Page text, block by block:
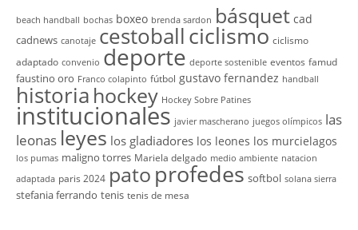
beach handball bochas boxeo brenda sardon básquet cad
cadnews canotaje cestoballciclismo ciclismo
adaptado convenio deporte deporte sostenible eventos famud
faustino oro Franco colapinto fútbol gustavo fernandez handball
historia hockey Hockey Sobre Patines
institucionales javier mascherano juegos olímpicos las
leonas leyes los gladiadores los leones los murcielagos
los pumas maligno torres Mariela delgado medio ambiente natacion
adaptada paris 2024 pato profedes softbol solana sierra
stefania ferrando tenis tenis de mesa